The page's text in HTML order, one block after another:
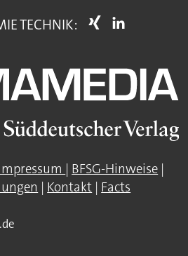
TECHNIK:
| BFSG-Hinweise |
| Kontakt | Facts